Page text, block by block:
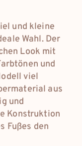
und kleine
Wahl. Der
Look mit
und
viel
aus
und
Konstruktion
Fußes den